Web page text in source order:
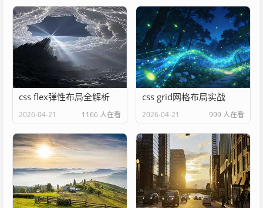
css flex弹性布局全解析
2026-04-21 1166 人在看
css grid网格布局实战
2026-04-21 999 人在看